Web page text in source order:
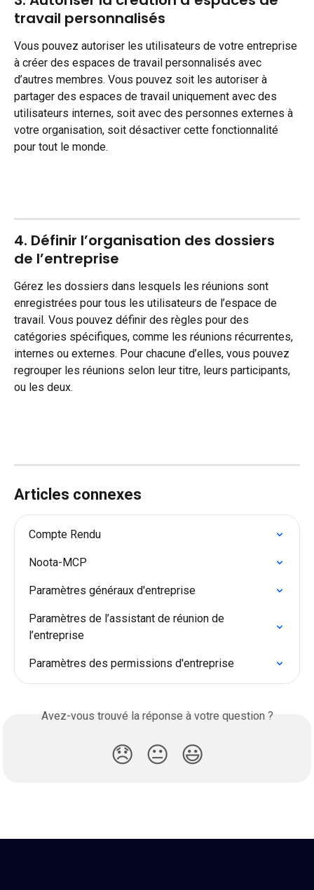
travail personnalisés
Vous pouvez autoriser les utilisateurs de votre entreprise
à créer des espaces de travail personnalisés avec
d’autres membres. Vous pouvez soit les autoriser à
partager des espaces de travail uniquement avec des
utilisateurs internes, soit avec des personnes externes à
votre organisation, soit désactiver cette fonctionnalité
pour tout le monde.
4. Définir l’organisation des dossiers
de l’entreprise
Gérez les dossiers dans lesquels les réunions sont
enregistrées pour tous les utilisateurs de l’espace de
travail. Vous pouvez définir des règles pour des
catégories spécifiques, comme les réunions récurrentes,
internes ou externes. Pour chacune d’elles, vous pouvez
regrouper les réunions selon leur titre, leurs participants,
ou les deux.
Articles connexes
Compte Rendu
Noota-MCP
Paramètres généraux d'entreprise
Paramètres de l’assistant de réunion de
l’entreprise
Paramètres des permissions d'entreprise
Avez-vous trouvé la réponse à votre question ?
😞 😐 😃